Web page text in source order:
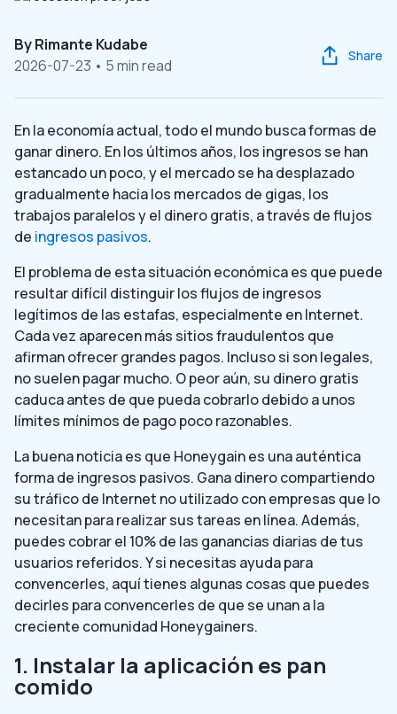
ByRimante Kudabe
2026-07-23 • 5 min read
Share
En la economía actual, todo el mundo busca formas de
ganar dinero. En los últimos años, los ingresos se han
estancado un poco, y el mercado se ha desplazado
gradualmente hacia los mercados de gigas, los
trabajos paralelos y el dinero gratis, a través de flujos
de ingresos pasivos.
El problema de esta situación económica es que puede
resultar difícil distinguir los flujos de ingresos
legítimos de las estafas, especialmente en Internet.
Cada vez aparecen más sitios fraudulentos que
afirman ofrecer grandes pagos. Incluso si son legales,
no suelen pagar mucho. O peor aún, su dinero gratis
caduca antes de que pueda cobrarlo debido a unos
límites mínimos de pago poco razonables.
La buena noticia es que Honeygain es una auténtica
forma de ingresos pasivos. Gana dinero compartiendo
su tráfico de Internet no utilizado con empresas que lo
necesitan para realizar sus tareas en línea. Además,
puedes cobrar el 10% de las ganancias diarias de tus
usuarios referidos. Y si necesitas ayuda para
convencerles, aquí tienes algunas cosas que puedes
decirles para convencerles de que se unan a la
creciente comunidad Honeygainers.
1. Instalar la aplicación es pan
comido